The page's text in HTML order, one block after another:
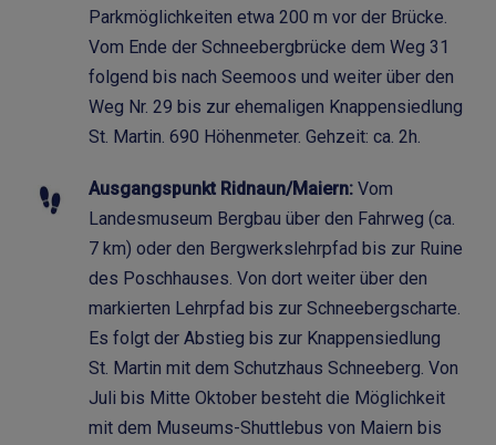
Parkmöglichkeiten etwa 200 m vor der Brücke.
Vom Ende der Schneebergbrücke dem Weg 31
folgend bis nach Seemoos und weiter über den
Weg Nr. 29 bis zur ehemaligen Knappensiedlung
St. Martin. 690 Höhenmeter. Gehzeit: ca. 2h.
Ausgangspunkt Ridnaun/Maiern: Vom
Landesmuseum Bergbau über den Fahrweg (ca.
7 km) oder den Bergwerkslehrpfad bis zur Ruine
des Poschhauses. Von dort weiter über den
markierten Lehrpfad bis zur Schneebergscharte.
Es folgt der Abstieg bis zur Knappensiedlung
St. Martin mit dem Schutzhaus Schneeberg. Von
Juli bis Mitte Oktober besteht die Möglichkeit
mit dem Museums-Shuttlebus von Maiern bis